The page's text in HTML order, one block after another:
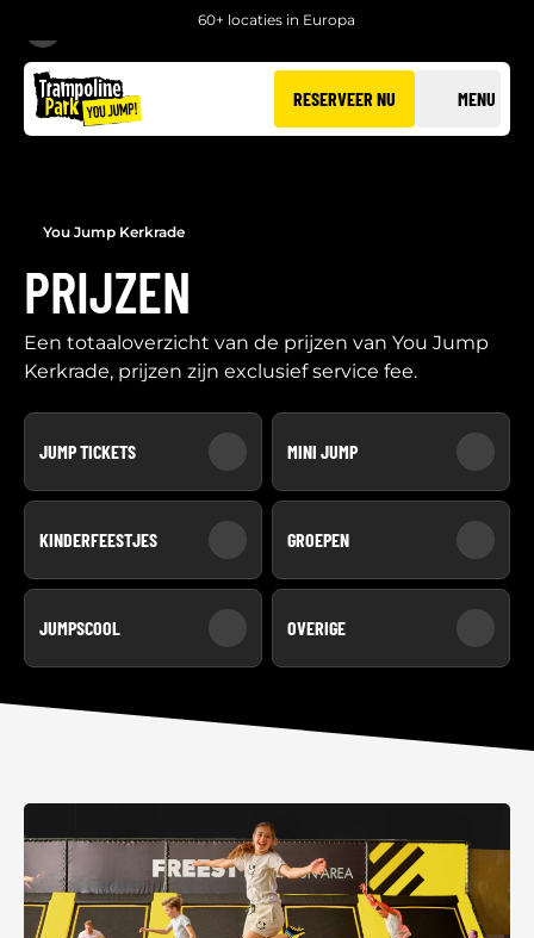
60+ locaties in Europa
RESERVEER NU MENU
You Jump Kerkrade
PRIJZEN
Een totaaloverzicht van de prijzen van You Jump
Kerkrade, prijzen zijn exclusief service fee.
JUMP TICKETS MINI JUMP
KINDERFEESTJES GROEPEN
JUMPSCOOL OVERIGE